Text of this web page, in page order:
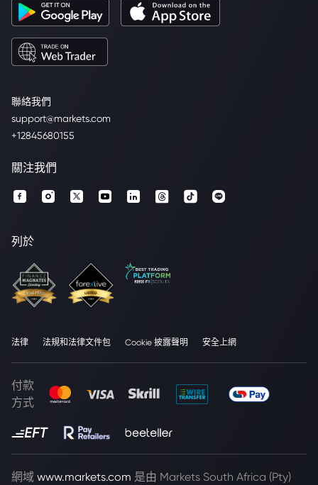
聯絡我們
support@markets.com
+12845680155
關注我們
列於
法律 法規和法律文件包 Cookie 披露聲明 安全上網
付款
方式
網域 www.markets.com 是由 Markets South Africa (Pty)